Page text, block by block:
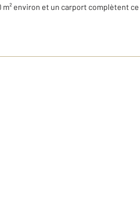
environ et un carport complètent